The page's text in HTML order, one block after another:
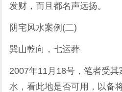
发财，而且都名声远扬。
阴宅风水案例(二)
巽山乾向，七运葬
2007年11月18号，笔者受
水，看此地是否可用，以备